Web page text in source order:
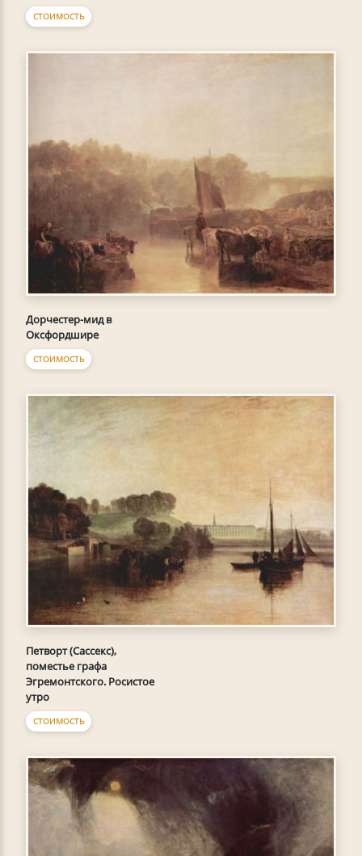
СТОИМОСТЬ
Дорчестер-мид в
Оксфордшире
СТОИМОСТЬ
Петворт (Сассекс),
поместье графа
Эгремонтского. Росистое
утро
СТОИМОСТЬ